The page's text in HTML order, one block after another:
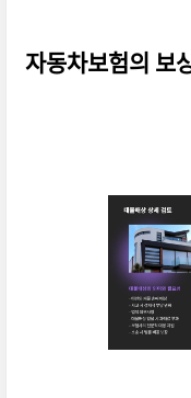
자동차보험의 보